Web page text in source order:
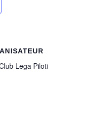
Lega Piloti